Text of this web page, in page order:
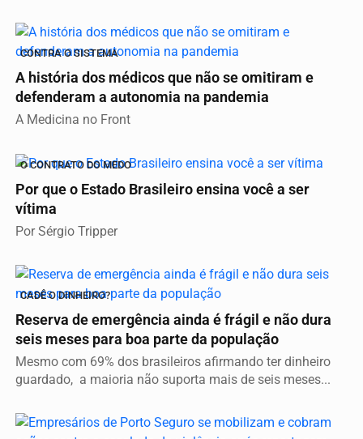
CONTRA O SISTEMA
A história dos médicos que não se omitiram e
defenderam a autonomia na pandemia
A Medicina no Front
O CONTRATO DO MEDO
Por que o Estado Brasileiro ensina você a ser
vítima
Por Sérgio Tripper
CADÊ O DINHEIRO?
Reserva de emergência ainda é frágil e não dura
seis meses para boa parte da população
Mesmo com 69% dos brasileiros afirmando ter dinheiro
guardado, a maioria não suporta mais de seis meses...